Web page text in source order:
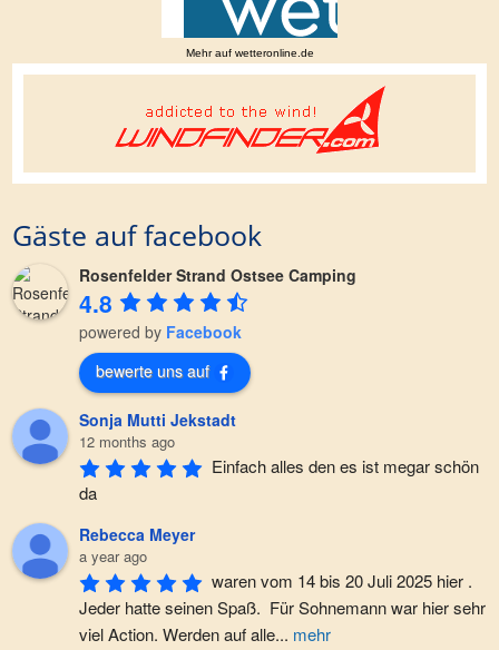
Mehr auf wetteronline.de
Gäste auf facebook
Rosenfelder Strand Ostsee Camping
4.8
powered by Facebook
bewerte uns auf
Sonja Mutti Jekstadt
12 months ago
Einfach alles den es ist megar schön
da
Rebecca Meyer
a year ago
waren vom 14 bis 20 Juli 2025 hier .
Jeder hatte seinen Spaß.  Für Sohnemann war hier sehr
viel Action. Werden auf alle... mehr